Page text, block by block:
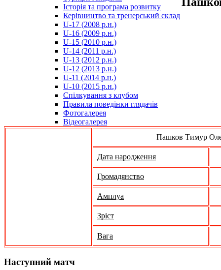
Історія та програма розвитку
Керівництво та тренерський склад
U-17 (2008 р.н.)
U-16 (2009 р.н.)
U-15 (2010 р.н.)
U-14 (2011 р.н.)
U-13 (2012 р.н.)
U-12 (2013 р.н.)
U-11 (2014 р.н.)
U-10 (2015 р.н.)
Спілкування з клубом
Правила поведінки глядачів
Фотогалерея
Відеогалерея
Пашков Тимур
Дата народження
Громадянство
Амплуа
Зріст
Вага
Наступний матч